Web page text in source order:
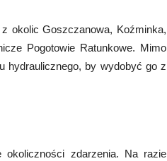
okolic Goszczanowa, Koźminka,
Pogotowie Ratunkowe. Mimo
hydraulicznego, by wydobyć go z
okoliczności zdarzenia. Na razie